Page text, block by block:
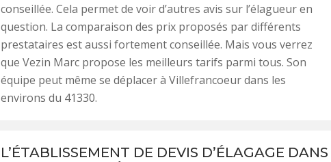
conseillée. Cela permet de voir d’autres avis sur l’élagueur en
question. La comparaison des prix proposés par différents
prestataires est aussi fortement conseillée. Mais vous verrez
que Vezin Marc propose les meilleurs tarifs parmi tous. Son
équipe peut même se déplacer à Villefrancoeur dans les
environs du 41330.
L’ÉTABLISSEMENT DE DEVIS D’ÉLAGAGE DANS